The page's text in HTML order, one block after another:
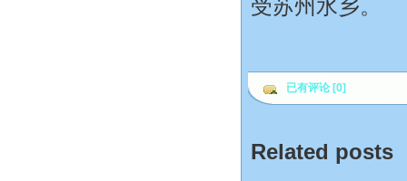
受苏州水乡。
已有评论 [0]
Related posts